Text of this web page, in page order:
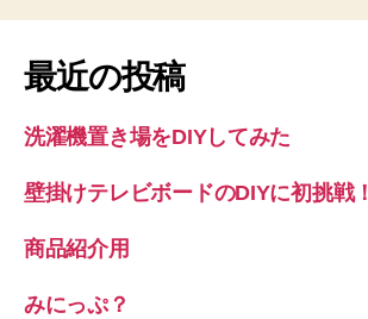
た
最近の投稿
洗濯機置き場をDIYしてみた
壁掛けテレビボードのDIYに初挑戦！
商品紹介用
みにっぷ？